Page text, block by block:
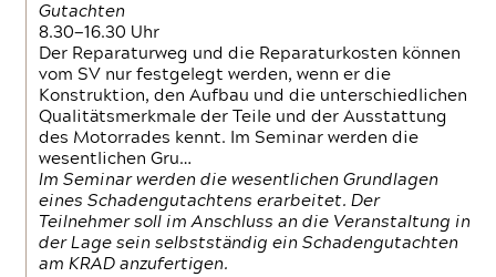
Gutachten
8.30—16.30 Uhr
Der Reparaturweg und die Reparaturkosten können
vom SV nur festgelegt werden, wenn er die
Konstruktion, den Aufbau und die unterschiedlichen
Qualitätsmerkmale der Teile und der Ausstattung
des Motorrades kennt. Im Seminar werden die
wesentlichen Gru…
Im Seminar werden die wesentlichen Grundlagen
eines Schadengutachtens erarbeitet. Der
Teilnehmer soll im Anschluss an die Veranstaltung in
der Lage sein selbstständig ein Schadengutachten
am KRAD anzufertigen.